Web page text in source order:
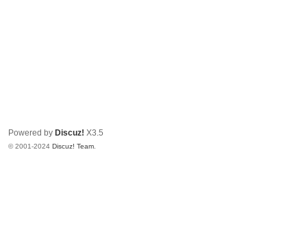
Powered by Discuz! X3.5
© 2001-2024 Discuz! Team